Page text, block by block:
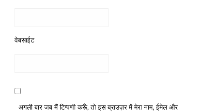
वेबसाईट
अगली बार जब मैं टिप्पणी करूँ, तो इस ब्राउज़र में मेरा नाम, ईमेल और